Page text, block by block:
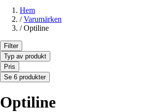
Hem
/ Varumärken
/ Optiline
Filter
Typ av produkt
Pris
Se 6 produkter
Optiline